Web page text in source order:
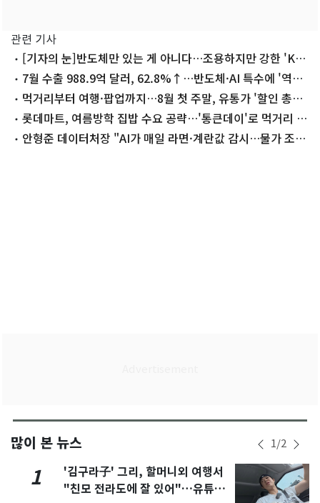
관련 기사
[기자의 눈]반도체만 있는 게 아니다…조용하지만 강한 'K-
푸드'
7월 수출 988.9억 달러, 62.8%↑…반도체·AI 특수에 '역대
2위'(종합)
먹거리부터 여행·팝업까지…8월 첫 주말, 유통가 '할인 총력
전'롯데마트, 여름방학 집밥 수요 공략…'통큰데이'로 먹거리 최
대 55% 할인
안형준 데이터처장 "AI가 매일 라면·계란값 감시…물가 조기
많이 본 뉴스 1/2
1
'김구라子' 그리, 할머니외 여행서
"친모 전라도에 잘 있어"…유튜브